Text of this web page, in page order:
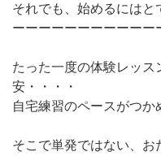
それでも、始めるにはと
ーーーーーーーーーーー
たった一度の体験レッス
安・・・・
自宅練習のペースがつか
そこで単発ではない、お